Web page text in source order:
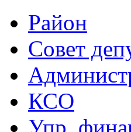
Район
Совет
КСО
Упр.